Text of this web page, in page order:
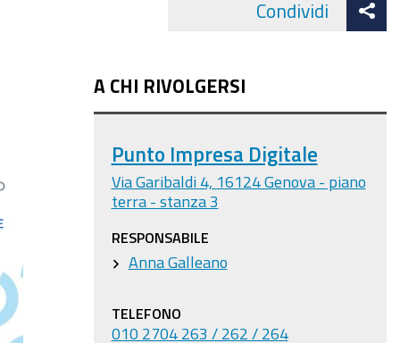
Condividi
A CHI RIVOLGERSI
Punto Impresa Digitale
Via Garibaldi 4, 16124 Genova - piano
terra - stanza 3
RESPONSABILE
Anna Galleano
TELEFONO
010 2704 263 / 262 / 264